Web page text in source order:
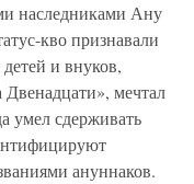
наследниками Ану
кво признавали
и внуков,
Двенадцати», мечтал
умел сдерживать
ануннаков.